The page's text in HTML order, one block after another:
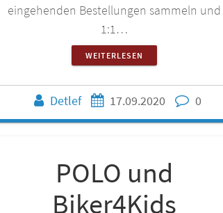
eingehenden Bestellungen sammeln und
1:1…
WEITERLESEN
Detlef 17.09.2020 0
POLO und
Biker4Kids